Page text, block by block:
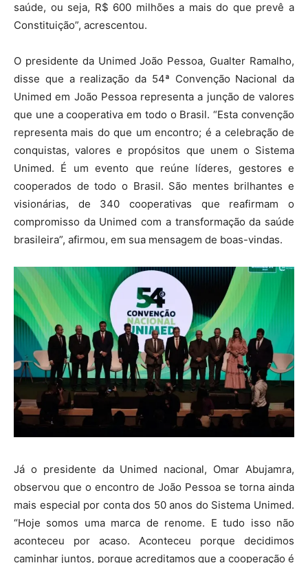
saúde, ou seja, R$ 600 milhões a mais do que prevê a
Constituição”, acrescentou.
O presidente da Unimed João Pessoa, Gualter Ramalho,
disse que a realização da 54ª Convenção Nacional da
Unimed em João Pessoa representa a junção de valores
que une a cooperativa em todo o Brasil. “Esta convenção
representa mais do que um encontro; é a celebração de
conquistas, valores e propósitos que unem o Sistema
Unimed. É um evento que reúne líderes, gestores e
cooperados de todo o Brasil. São mentes brilhantes e
visionárias, de 340 cooperativas que reafirmam o
compromisso da Unimed com a transformação da saúde
brasileira”, afirmou, em sua mensagem de boas-vindas.
Já o presidente da Unimed nacional, Omar Abujamra,
observou que o encontro de João Pessoa se torna ainda
mais especial por conta dos 50 anos do Sistema Unimed.
“Hoje somos uma marca de renome. E tudo isso não
aconteceu por acaso. Aconteceu porque decidimos
caminhar juntos, porque acreditamos que a cooperação é